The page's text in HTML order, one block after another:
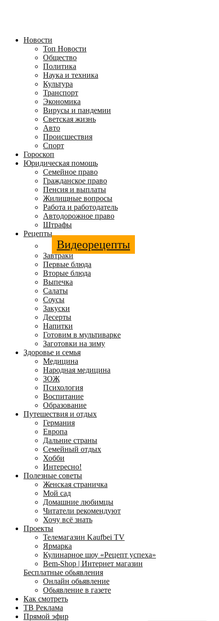
Новости
Топ Новости
Общество
Политика
Наука и техника
Культура
Транспорт
Экономика
Вирусы и пандемии
Светская жизнь
Авто
Происшествия
Спорт
Гороскоп
Юридическая помощь
Семейное право
Гражданское право
Пенсия и выплаты
Жилищные вопросы
Работа и работодатель
Автодорожное право
Штрафы
Рецепты
Видеорецепты
Завтраки
Первые блюда
Вторые блюда
Выпечка
Салаты
Соусы
Закуски
Десерты
Напитки
Готовим в мультиварке
Заготовки на зиму
Здоровье и семья
Медицина
Народная медицина
ЗОЖ
Психология
Воспитание
Образование
Путешествия и отдых
Германия
Европа
Дальние страны
Семейный отдых
Хобби
Интересно!
Полезные советы
Женская страничка
Мой сад
Домашние любимцы
Читатели рекомендуют
Хочу всё знать
Проекты
Телемагазин Kaufbei TV
Ярмарка
Кулинарное шоу «Рецепт успеха»
Bem-Shop | Интернет магазин
Бесплатные обьявления
Онлайн обьявление
Обьявление в газете
Как смотреть
ТВ Реклама
Прямой эфир